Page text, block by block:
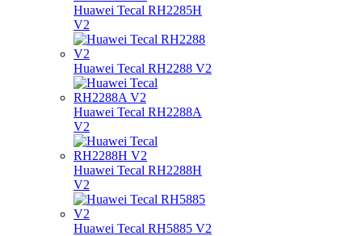
Huawei Tecal RH2285H
V2
Huawei Tecal RH2288 V2
Huawei Tecal RH2288A
V2
Huawei Tecal RH2288H
V2
Huawei Tecal RH5885 V2